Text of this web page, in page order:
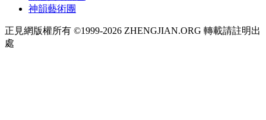
神韻藝術團
正見網版權所有 ©1999-2026 ZHENGJIAN.ORG 轉載請註明出
處